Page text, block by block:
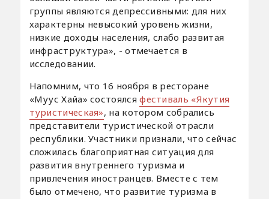
группы являются депрессивными: для них
характерны невысокий уровень жизни,
низкие доходы населения, слабо развитая
инфраструктура», - отмечается в
исследовании.
Напомним, что 16 ноября в ресторане
«Муус Хайа» состоялсяфестиваль «Якутия
туристическая», на котором собрались
представители туристической отрасли
республики. Участники признали, что сейчас
сложилась благоприятная ситуация для
развития внутреннего туризма и
привлечения иностранцев. Вместе с тем
было отмечено, что развитие туризма в